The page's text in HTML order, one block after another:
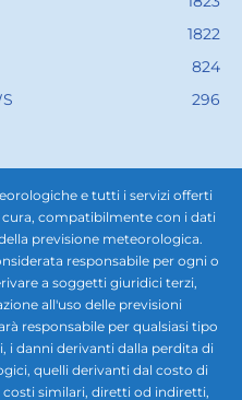
1822
824
296
e tutti i servizi offerti
compatibilmente con i dati
previsione meteorologica.
responsabile per ogni o
a soggetti giuridici terzi,
all'uso delle previsioni
responsabile per qualsiasi tipo
i danni derivanti dalla perdita di
quelli derivanti dal costo di
similari, diretti od indiretti,